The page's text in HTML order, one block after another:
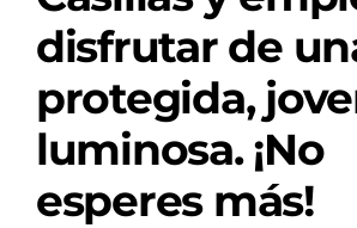
disfrutar de
protegida,
luminosa. ¡No
esperes más!